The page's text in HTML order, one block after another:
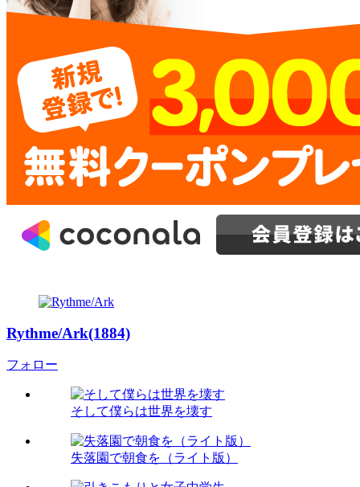
Rythme/Ark(1884)
フォロー
そして僕らは世界を壊す
失落園で朝食を（ライト版）